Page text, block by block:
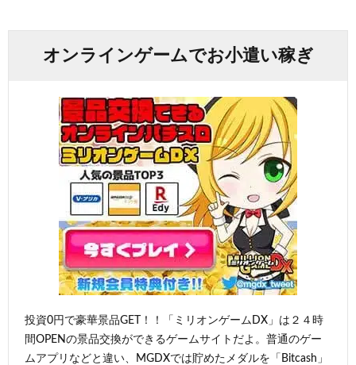
オンラインゲームでお小遣い稼ぎ
投資0円で豪華景品GET！！「ミリオンゲームDX」は２４時
間OPENの景品交換ができるゲームサイトだよ。普通のゲー
ムアプリなどと違い、MGDXでは貯めたメダルを「Bitcash」